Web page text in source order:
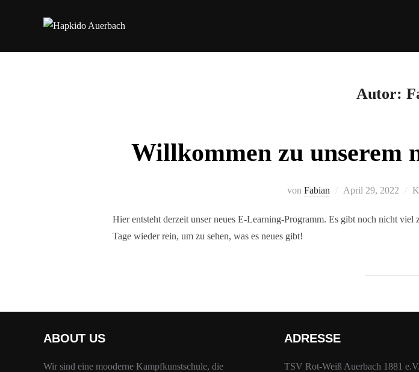
Autor:
Willkommen zu unserem
von Fabian
Veröffentlicht
April 29, 2022
Hier entsteht derzeit unser neues E-Learning-Programm. Es gibt noch nicht
Tage wieder rein, um zu sehen, was es neues gibt!
ABOUT US
Wir sind eine mooderne Kampfkunstschule, die
ADRESSE
TSV Rot-Weiß Auerbach 1881 e.V.